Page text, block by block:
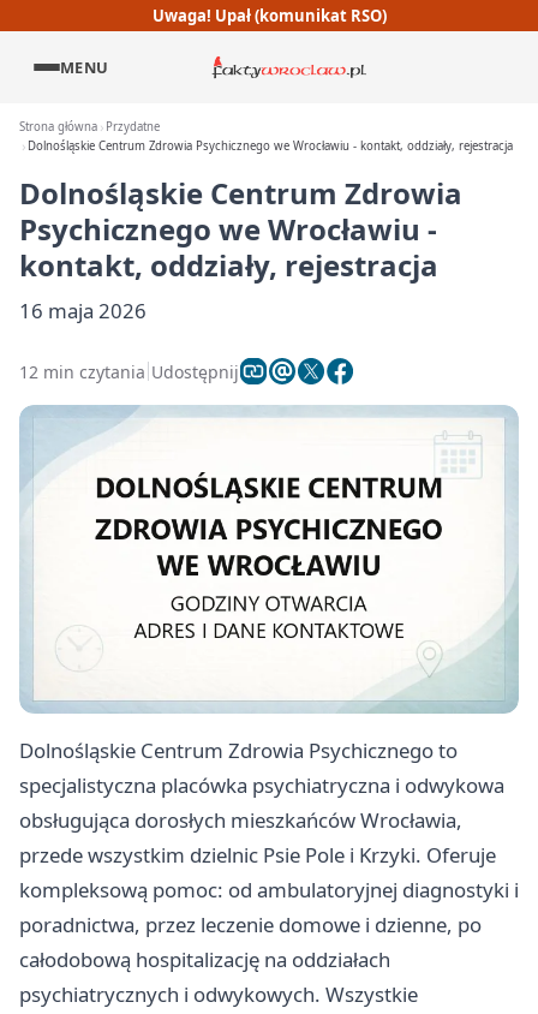
Uwaga! Upał (komunikat RSO)
MENU
Strona główna
Przydatne
Dolnośląskie Centrum Zdrowia Psychicznego we Wrocławiu - kontakt, oddziały, rejestracja
Dolnośląskie Centrum Zdrowia
Psychicznego we Wrocławiu -
kontakt, oddziały, rejestracja
16 maja 2026
12 min czytania Udostępnij
Dolnośląskie Centrum Zdrowia Psychicznego to
specjalistyczna placówka psychiatryczna i odwykowa
obsługująca dorosłych mieszkańców Wrocławia,
przede wszystkim dzielnic Psie Pole i Krzyki. Oferuje
kompleksową pomoc: od ambulatoryjnej diagnostyki i
poradnictwa, przez leczenie domowe i dzienne, po
całodobową hospitalizację na oddziałach
psychiatrycznych i odwykowych. Wszystkie